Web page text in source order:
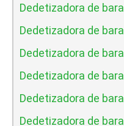
Dedetizadora de
Dedetizadora de
Dedetizadora de
Dedetizadora de
Dedetizadora de
Dedetizadora de